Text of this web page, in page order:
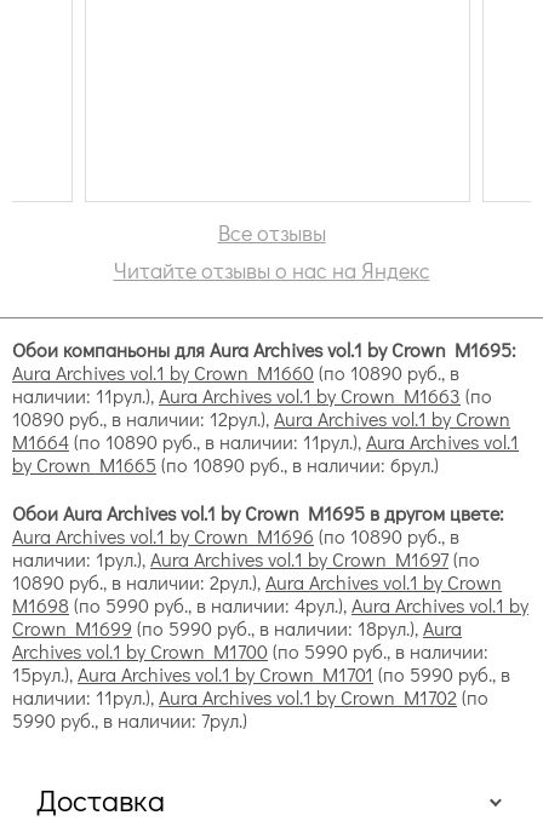
Все отзывы
Читайте отзывы о нас на Яндекс
Обои компаньоны для Aura Archives vol.1 by Crown M1695:
Aura Archives vol.1 by Crown M1660(по 10890 руб., в
наличии: 11рул.),Aura Archives vol.1 by Crown M1663 (по
10890 руб., в наличии: 12рул.),Aura Archives vol.1 by Crown
M1664(по 10890 руб., в наличии: 11рул.),Aura Archives vol.1
by Crown M1665 (по 10890 руб., в наличии: 6рул.)
Обои Aura Archives vol.1 by Crown M1695 в другом цвете:
Aura Archives vol.1 by Crown M1696 (по 10890 руб., в
наличии: 1рул.),Aura Archives vol.1 by Crown M1697(по
10890 руб., в наличии: 2рул.),Aura Archives vol.1 by Crown
M1698 (по 5990 руб., в наличии: 4рул.),Aura Archives vol.1 by
Crown M1699 (по 5990 руб., в наличии: 18рул.),Aura
Archives vol.1 by Crown M1700(по 5990 руб., в наличии:
15рул.),Aura Archives vol.1 by Crown M1701 (по 5990 руб., в
наличии: 11рул.),Aura Archives vol.1 by Crown M1702 (по
5990 руб., в наличии: 7рул.)
Доставка